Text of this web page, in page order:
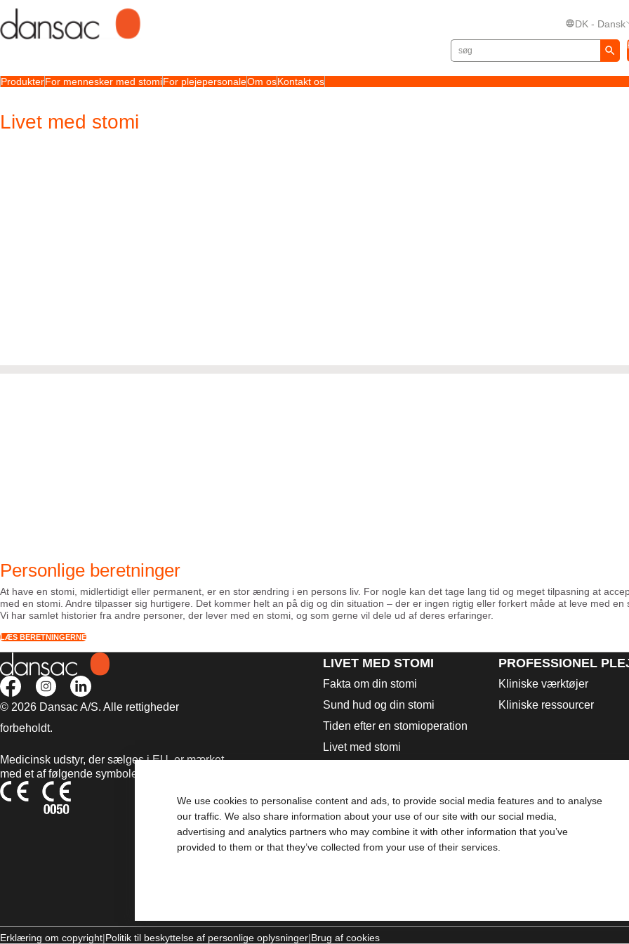
We use cookies to personalise content and ads, to provide social media features and to analyse
our traffic. We also share information about your use of our site with our social media,
advertising and analytics partners who may combine it with other information that you’ve
provided to them or that they’ve collected from your use of their services.
DK - Dansk
ProdukterFor mennesker med stomiFor plejepersonaleOm osKontakt os
Livet med stomi
Personlige beretninger
At have en stomi, midlertidigt eller permanent, er en stor ændring i en persons liv. For nogle kan det tage lang tid og meget tilpasning at
med en stomi. Andre tilpasser sig hurtigere. Det kommer helt an på dig og din situation – der er ingen rigtig eller forkert måde at leve med en
Vi har samlet historier fra andre personer, der lever med en stomi, og som gerne vil dele ud af deres erfaringer.
LÆS BERETNINGERNE
© 2026 Dansac A/S. Alle rettigheder
forbeholdt.
Medicinsk udstyr, der sælges i EU, er mærket
med et af følgende symboler
LIVET MED STOMI
Fakta om din stomi
Sund hud og din stomi
Tiden efter en stomioperation
Livet med stomi
PROFESSIONEL
Kliniske værktøjer
Kliniske ressourcer
Tømbare poser
Urostomiposer
Plader
Erklæring om copyright Politik til beskyttelse af personlige oplysninger Brug af cookies